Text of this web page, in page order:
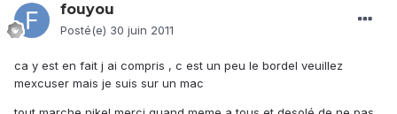
fouyou
Posté(e) 30 juin 2011
ca y est en fait j ai compris , c est un peu le bordel veuillez
mexcuser mais je suis sur un mac